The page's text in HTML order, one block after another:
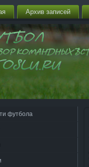
Архив запи­сей
футбола